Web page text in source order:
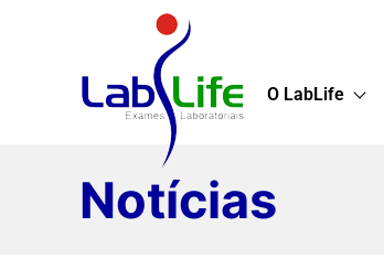
O LabLife
Notícias